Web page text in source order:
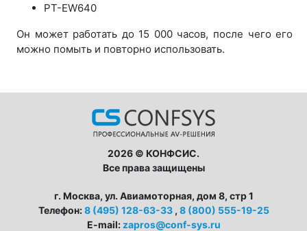
PT-EW640
Он может работать до 15 000 часов, после чего его
можно помыть и повторно использовать.
2026 © КОНФСИС.
Все права защищены
г. Москва, ул. Авиамоторная, дом 8, стр 1
Телефон:8 (495) 128-63-33 , 8 (800) 555-19-25
E-mail: zapros@conf-sys.ru